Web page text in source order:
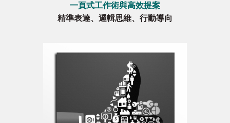
一頁式工作術與高效提案
精準表達、邏輯思維、行動導向